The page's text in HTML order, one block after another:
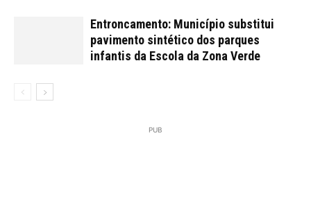
Entroncamento: Município substitui
pavimento sintético dos parques
infantis da Escola da Zona Verde
PUB